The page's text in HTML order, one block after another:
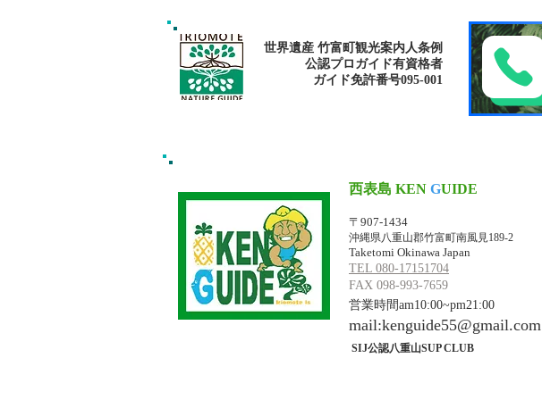
世界遺産 竹富町観光案内人条例
公認プロガイド有資格者
​ガイド免許番号095-001​​
西表島 KEN GUIDE
〒907-1434
沖縄県八重山郡竹富町南風見189-2
Taketomi Okinawa Japan
TEL 080-17151704
FAX 098-993-7659
営業時間am10:00~pm21:00
mail:kenguide55@gmail.com
SIJ公認八重山SUP CLUB